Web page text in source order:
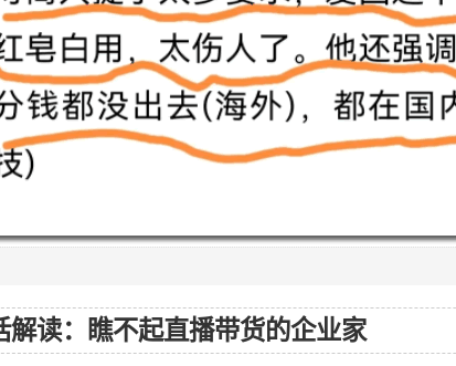
解读：瞧不起直播带货的企业家